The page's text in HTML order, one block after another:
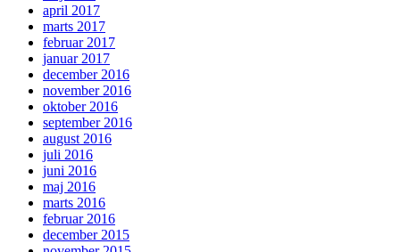
april 2017
marts 2017
februar 2017
januar 2017
december 2016
november 2016
oktober 2016
september 2016
august 2016
juli 2016
juni 2016
maj 2016
marts 2016
februar 2016
december 2015